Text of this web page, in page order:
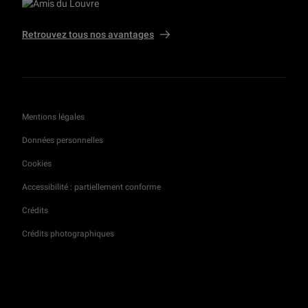
Retrouvez tous nos avantages
Mentions légales
Données personnelles
Cookies
Accessibilité : partiellement conforme
Crédits
Crédits photographiques